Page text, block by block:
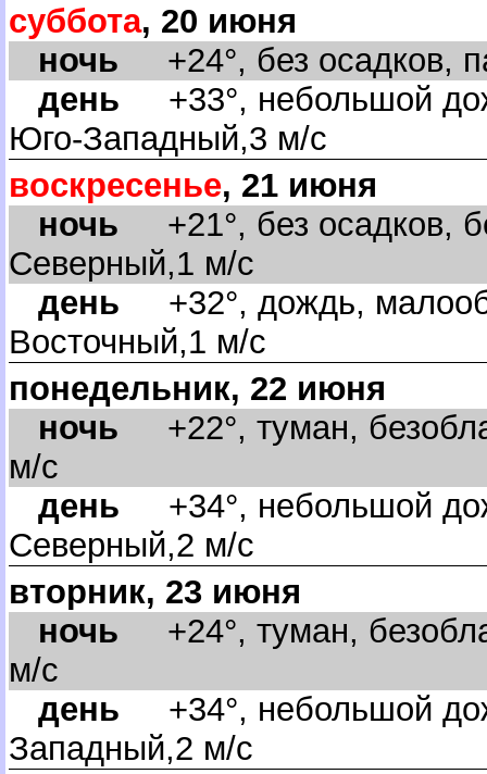
суббота, 20 июня
ночь +24°, без осадков,
день +33°, небольшой
Юго-Западный,3 м/с
оскресенье, 21 июня
ночь +21°, без осадков,
Северный,1 м/с
день +32°, дождь,
осточный,1 м/с
понедельник, 22 июня
ночь +22°, туман,
м/с
день +34°, небольшой
Северный,2 м/с
торник, 23 июня
ночь +24°, туман,
м/с
день +34°, небольшой
Западный,2 м/с